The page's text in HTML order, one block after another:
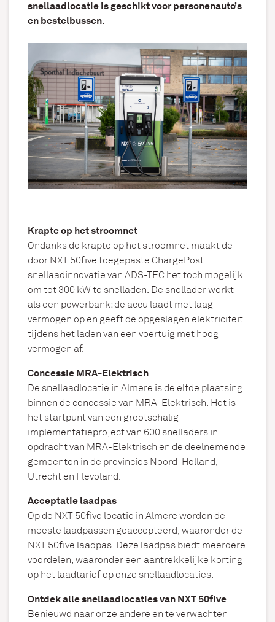
snellaadlocatie is geschikt voor personenauto’s
en bestelbussen.
Krapte op het stroomnet
Ondanks de krapte op het stroomnet maakt de
door NXT 50five toegepaste ChargePost
snellaadinnovatie van ADS-TEC het toch mogelijk
om tot 300 kW te snelladen. De snellader werkt
als een powerbank: de accu laadt met laag
vermogen op en geeft de opgeslagen elektriciteit
tijdens het laden van een voertuig met hoog
vermogen af.
Concessie MRA-Elektrisch
De snellaadlocatie in Almere is de elfde plaatsing
binnen de concessie van MRA-Elektrisch. Het is
het startpunt van een grootschalig
implementatieproject van 600 snelladers in
opdracht van MRA-Elektrisch en de deelnemende
gemeenten in de provincies Noord-Holland,
Utrecht en Flevoland.
Acceptatie laadpas
Op de NXT 50five locatie in Almere worden de
meeste laadpassen geaccepteerd, waaronder de
NXT 50five laadpas. Deze laadpas biedt meerdere
voordelen, waaronder een aantrekkelijke korting
op het laadtarief op onze snellaadlocaties.
Ontdek alle snellaadlocaties van NXT 50five
Benieuwd naar onze andere en te verwachten